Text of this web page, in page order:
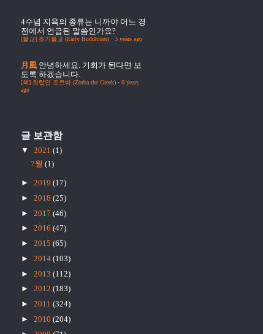
4수념 지옥의 종류는 니까야 어느 경
전에서 언급된 말씀인가요?
[불교] 초기불교 (Early Buddhism) · 3 years ago
月風 안녕하세요. 기회가 된다면 보
도록 하겠습니다.
[책] 희랍인 조르바 (Zorba the Greek) · 6 years
ago
글 보관함
▼ 2021 (1)
7월 (1)
► 2019 (17)
► 2018 (25)
► 2017 (46)
► 2016 (47)
► 2015 (65)
► 2014 (103)
► 2013 (112)
► 2012 (183)
► 2011 (324)
► 2010 (204)